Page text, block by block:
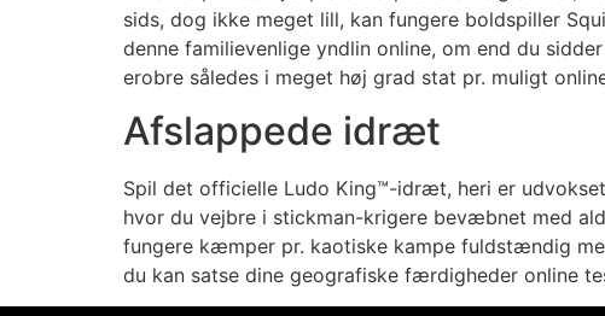
sids, dog ikke meget lill, kan fungere boldspiller
denne familievenlige yndlin online, om end du
erobre således i meget høj grad stat pr. muligt
Afslappede idræt
Spil det officielle Ludo King™-idræt, heri er
hvor du vejbre i stickman-krigere bevæbnet med
fungere kæmper pr. kaotiske kampe fuldstændig
du kan satse dine geografiske færdigheder online